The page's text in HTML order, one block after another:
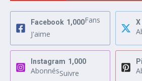
Facebook 1,000Fans
J'aime
Instagram 1,000
AbonnésSuivre